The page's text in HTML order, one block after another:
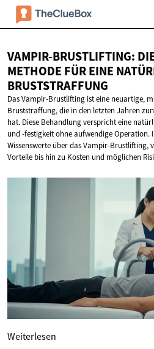
VAMPIR-BRUSTLIFTING:
METHODE FÜR EINE
BRUSTSTRAFFUNG
Das Vampir-Brustlifting ist eine neuartige,
Bruststraffung, die in den letzten Jahren
hat. Diese Behandlung verspricht eine
und -festigkeit ohne aufwendige Operation.
Wissenswerte über das Vampir-Brustlifting,
Vorteile bis hin zu Kosten und möglichen
Weiterlesen